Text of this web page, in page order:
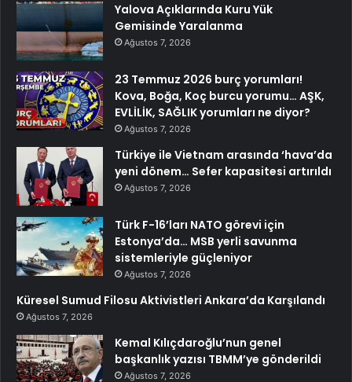
Yalova Açıklarında Kuru Yük
Gemisinde Yaralanma
Ağustos 7, 2026
23 Temmuz 2026 burç yorumları!
Kova, Boğa, Koç burcu yorumu… AŞK,
EVLİLİK, SAĞLIK yorumları ne diyor?
Ağustos 7, 2026
Türkiye ile Vietnam arasında ‘hava’da
yeni dönem… Sefer kapasitesi artırıldı
Ağustos 7, 2026
Türk F-16’ları NATO görevi için
Estonya’da… MSB yerli savunma
sistemleriyle güçleniyor
Ağustos 7, 2026
Küresel Sumud Filosu Aktivistleri Ankara’da Karşılandı
Ağustos 7, 2026
Kemal Kılıçdaroğlu’nun genel
başkanlık yazısı TBMM’ye gönderildi
Ağustos 7, 2026